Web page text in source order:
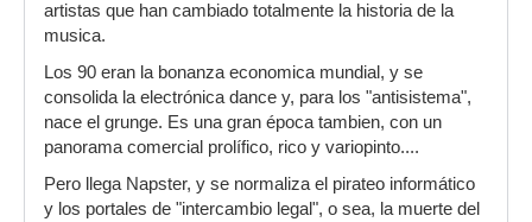
artistas que han cambiado totalmente la historia de la
musica.
Los 90 eran la bonanza economica mundial, y se
consolida la electrónica dance y, para los "antisistema",
nace el grunge. Es una gran época tambien, con un
panorama comercial prolífico, rico y variopinto....
Pero llega Napster, y se normaliza el pirateo informático
y los portales de "intercambio legal", o sea, la muerte del